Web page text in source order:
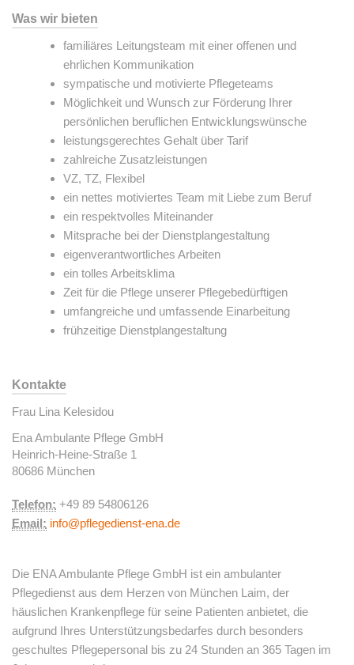
Was wir bieten
familiäres Leitungsteam mit einer offenen und
ehrlichen Kommunikation
sympatische und motivierte Pflegeteams
Möglichkeit und Wunsch zur Förderung Ihrer
persönlichen beruflichen Entwicklungswünsche
leistungsgerechtes Gehalt über Tarif
zahlreiche Zusatzleistungen
VZ, TZ, Flexibel
ein nettes motiviertes Team mit Liebe zum Beruf
ein respektvolles Miteinander
Mitsprache bei der Dienstplangestaltung
eigenverantwortliches Arbeiten
ein tolles Arbeitsklima
Zeit für die Pflege unserer Pflegebedürftigen
umfangreiche und umfassende Einarbeitung
frühzeitige Dienstplangestaltung
Kontakte
Frau Lina Kelesidou
Ena Ambulante Pflege GmbH
Heinrich-Heine-Straße 1
80686 München
Telefon: +49 89 54806126
Email: info@pflegedienst-ena.de
Die ENA Ambulante Pflege GmbH ist ein ambulanter
Pflegedienst aus dem Herzen von München Laim, der
häuslichen Krankenpflege für seine Patienten anbietet, die
aufgrund Ihres Unterstützungsbedarfes durch besonders
geschultes Pflegepersonal bis zu 24 Stunden an 365 Tagen im